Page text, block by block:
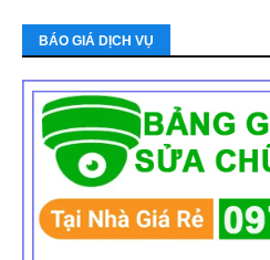
BÁO GIÁ DỊCH VỤ